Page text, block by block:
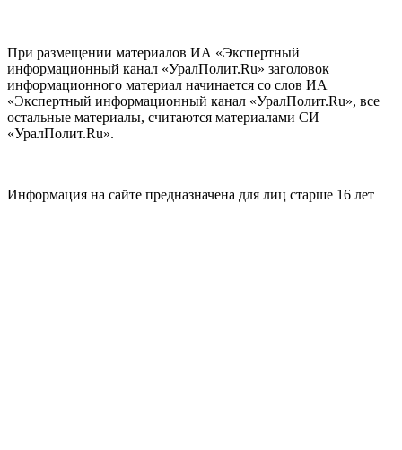
При размещении материалов ИА «Экспертный
информационный канал «УралПолит.Ru» заголовок
информационного материал начинается со слов ИА
«Экспертный информационный канал «УралПолит.Ru», все
остальные материалы, считаются материалами СИ
«УралПолит.Ru».
Информация на сайте предназначена для лиц старше 16 лет